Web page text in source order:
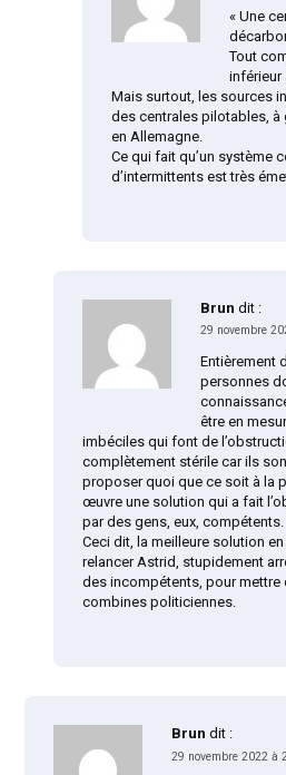
« Une
Tout
inférieur
Mais surtout, les sources
des centrales pilotables,
en Allemagne.
Ce qui fait qu’un système
d’intermittents est très
Brun dit :
29 novembre
Entièrement
personnes
être en
imbéciles qui font de
complètement stérile car ils
proposer quoi que ce soit à la
œuvre une solution qui a fait
par des gens, eux, compétents.
Ceci dit, la meilleure solution
relancer Astrid, stupidement
des incompétents, pour
combines politiciennes.
Brun dit :
29 novembre 2022 à